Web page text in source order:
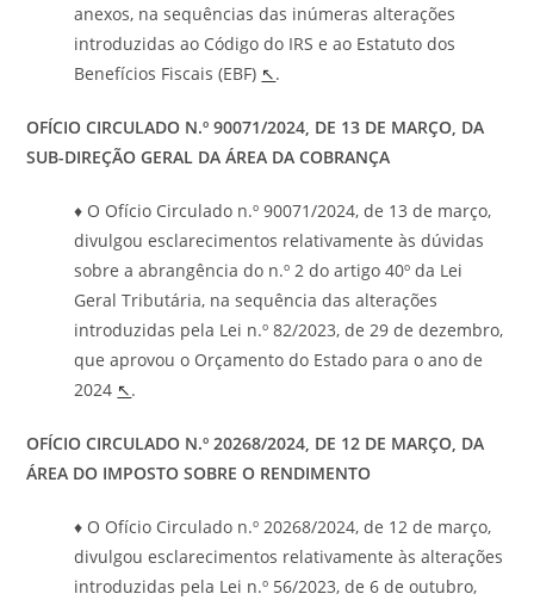
anexos, na sequências das inúmeras alterações
introduzidas ao Código do IRS e ao Estatuto dos
Benefícios Fiscais (EBF) ↖.
OFÍCIO CIRCULADO N.º 90071/2024, DE 13 DE MARÇO, DA
SUB-DIREÇÃO GERAL DA ÁREA DA COBRANÇA
♦ O Ofício Circulado n.º 90071/2024, de 13 de março,
divulgou esclarecimentos relativamente às dúvidas
sobre a abrangência do n.º 2 do artigo 40º da Lei
Geral Tributária, na sequência das alterações
introduzidas pela Lei n.º 82/2023, de 29 de dezembro,
que aprovou o Orçamento do Estado para o ano de
2024 ↖.
OFÍCIO CIRCULADO N.º 20268/2024, DE 12 DE MARÇO, DA
ÁREA DO IMPOSTO SOBRE O RENDIMENTO
♦ O Ofício Circulado n.º 20268/2024, de 12 de março,
divulgou esclarecimentos relativamente às alterações
introduzidas pela Lei n.º 56/2023, de 6 de outubro,